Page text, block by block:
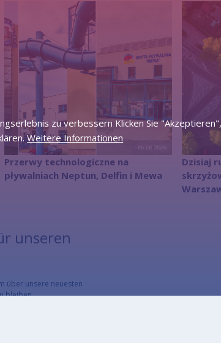
05.08.2026
Przerwy technologiczne na
pływalniach Neptun, Delfin i Mewa
Dzisiaj
unseren
über unsere neuesten
bleiben
zu verbessern Klicken Sie "Akzeptieren",
Weitere Informationen